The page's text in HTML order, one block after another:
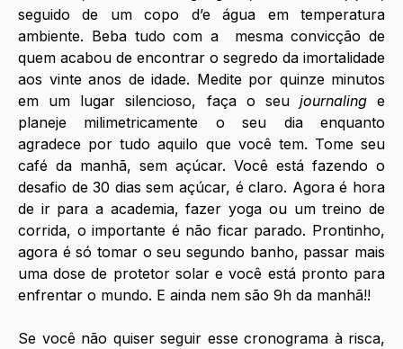
seguido de um copo d’e água em temperatura
ambiente. Beba tudo com a  mesma convicção de
quem acabou de encontrar o segredo da imortalidade
aos vinte anos de idade. Medite por quinze minutos
em um lugar silencioso, faça o seu journaling e
planeje milimetricamente o seu dia enquanto
agradece por tudo aquilo que você tem. Tome seu
café da manhã, sem açúcar. Você está fazendo o
desafio de 30 dias sem açúcar, é claro. Agora é hora
de ir para a academia, fazer yoga ou um treino de
corrida, o importante é não ficar parado. Prontinho,
agora é só tomar o seu segundo banho, passar mais
uma dose de protetor solar e você está pronto para
enfrentar o mundo. E ainda nem são 9h da manhã!!
Se você não quiser seguir esse cronograma à risca,